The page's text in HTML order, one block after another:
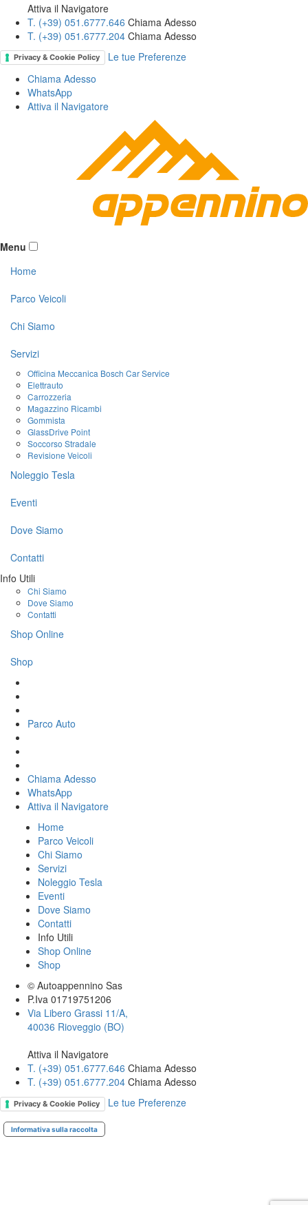
Attiva il Navigatore
T. (+39­) 051.6777.646­ Chiama Adesso
T. (+39­) 051.6777.204­ Chiama Adesso
Privacy & Cookie Policy
Le tue Preferenze
Chiama Adesso
WhatsApp
Attiva il Navigatore
Menu
Home
Parco Veicoli
Chi Siamo
Servizi
Officina Meccanica Bosch Car Service
Elettrauto
Carrozzeria
Magazzino Ricambi
Gommista
GlassDrive Point
Soccorso Stradale
Revisione Veicoli
Noleggio Tesla
Eventi
Dove Siamo
Contatti
Info Utili
Chi Siamo
Dove Siamo
Contatti
Shop Online
Shop
Parco Auto
Chiama Adesso
WhatsApp
Attiva il Navigatore
Home
Parco Veicoli
Chi Siamo
Servizi
Noleggio Tesla
Eventi
Dove Siamo
Contatti
Info Utili
Shop Online
Shop
© Autoappennino Sas
P.Iva 01719751206
Via Libero Grassi 11/A,
40036 Rioveggio (BO)
Attiva il Navigatore
T. (+39­) 051.6777.646­ Chiama Adesso
T. (+39­) 051.6777.204­ Chiama Adesso
Privacy & Cookie Policy Le tue Preferenze
Informativa sulla raccolta